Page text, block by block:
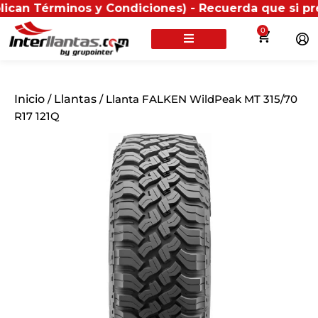
y Condiciones) - Recuerda que si
0
Inicio / Llantas / Llanta FALKEN WildPeak MT 315/70
R17 121Q